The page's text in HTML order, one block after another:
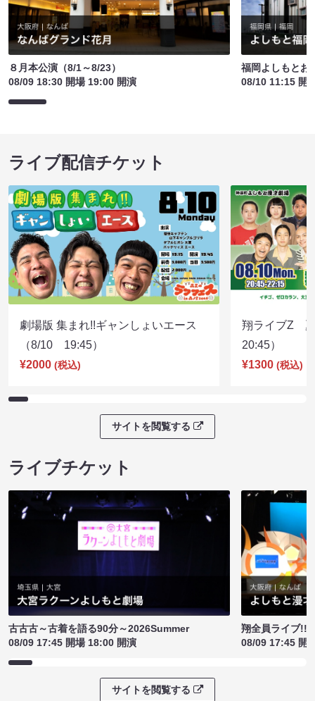
８月本公演（8/1～8/23）
08/09 18:30 開場 19:00 開演
福岡よしもとお
08/10 11:15 開
ライブ配信チケット
劇場版 集まれ!!ギャンしょいエース
（8/10 19:45）
¥2000 (税込)
翔ライブZ
20:45）
¥1300 (税込)
サイトを閲覧する
ライブチケット
古古古～古着を語る90分～2026Summer
08/09 17:45 開場 18:00 開演
翔全員ライブ!!!
08/09 17:45 開
サイトを閲覧する